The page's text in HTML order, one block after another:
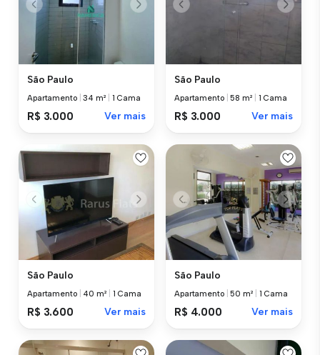
São Paulo
Apartamento |34 m² 1 Cama
R$ 3.000 Ver mais
São Paulo
Apartamento |58 m² 1 Cama
R$ 3.000 Ver mais
São Paulo
Apartamento 40 m² 1 Cama
R$ 3.600 Ver mais
São Paulo
Apartamento |50 m² 1 Cama
R$ 4.000 Ver mais